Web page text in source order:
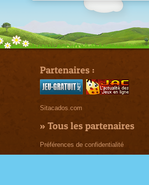
Partenaires :
Sitacados.com
» Tous les partenaires
Préférences de confidentialité